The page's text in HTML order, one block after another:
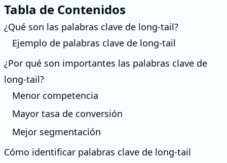
Tabla de Contenidos
¿Qué son las palabras clave de long-tail?
Ejemplo de palabras clave de long-tail
¿Por qué son importantes las palabras clave de
long-tail?
Menor competencia
Mayor tasa de conversión
Mejor segmentación
Cómo identificar palabras clave de long-tail